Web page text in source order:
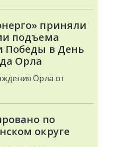
приняли
подъема
Победы в День
Орла
Орла от
по
округе